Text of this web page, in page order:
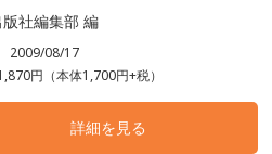
社編集部 編
2009/08/17
円（本体1,700円+税）
詳細を見る